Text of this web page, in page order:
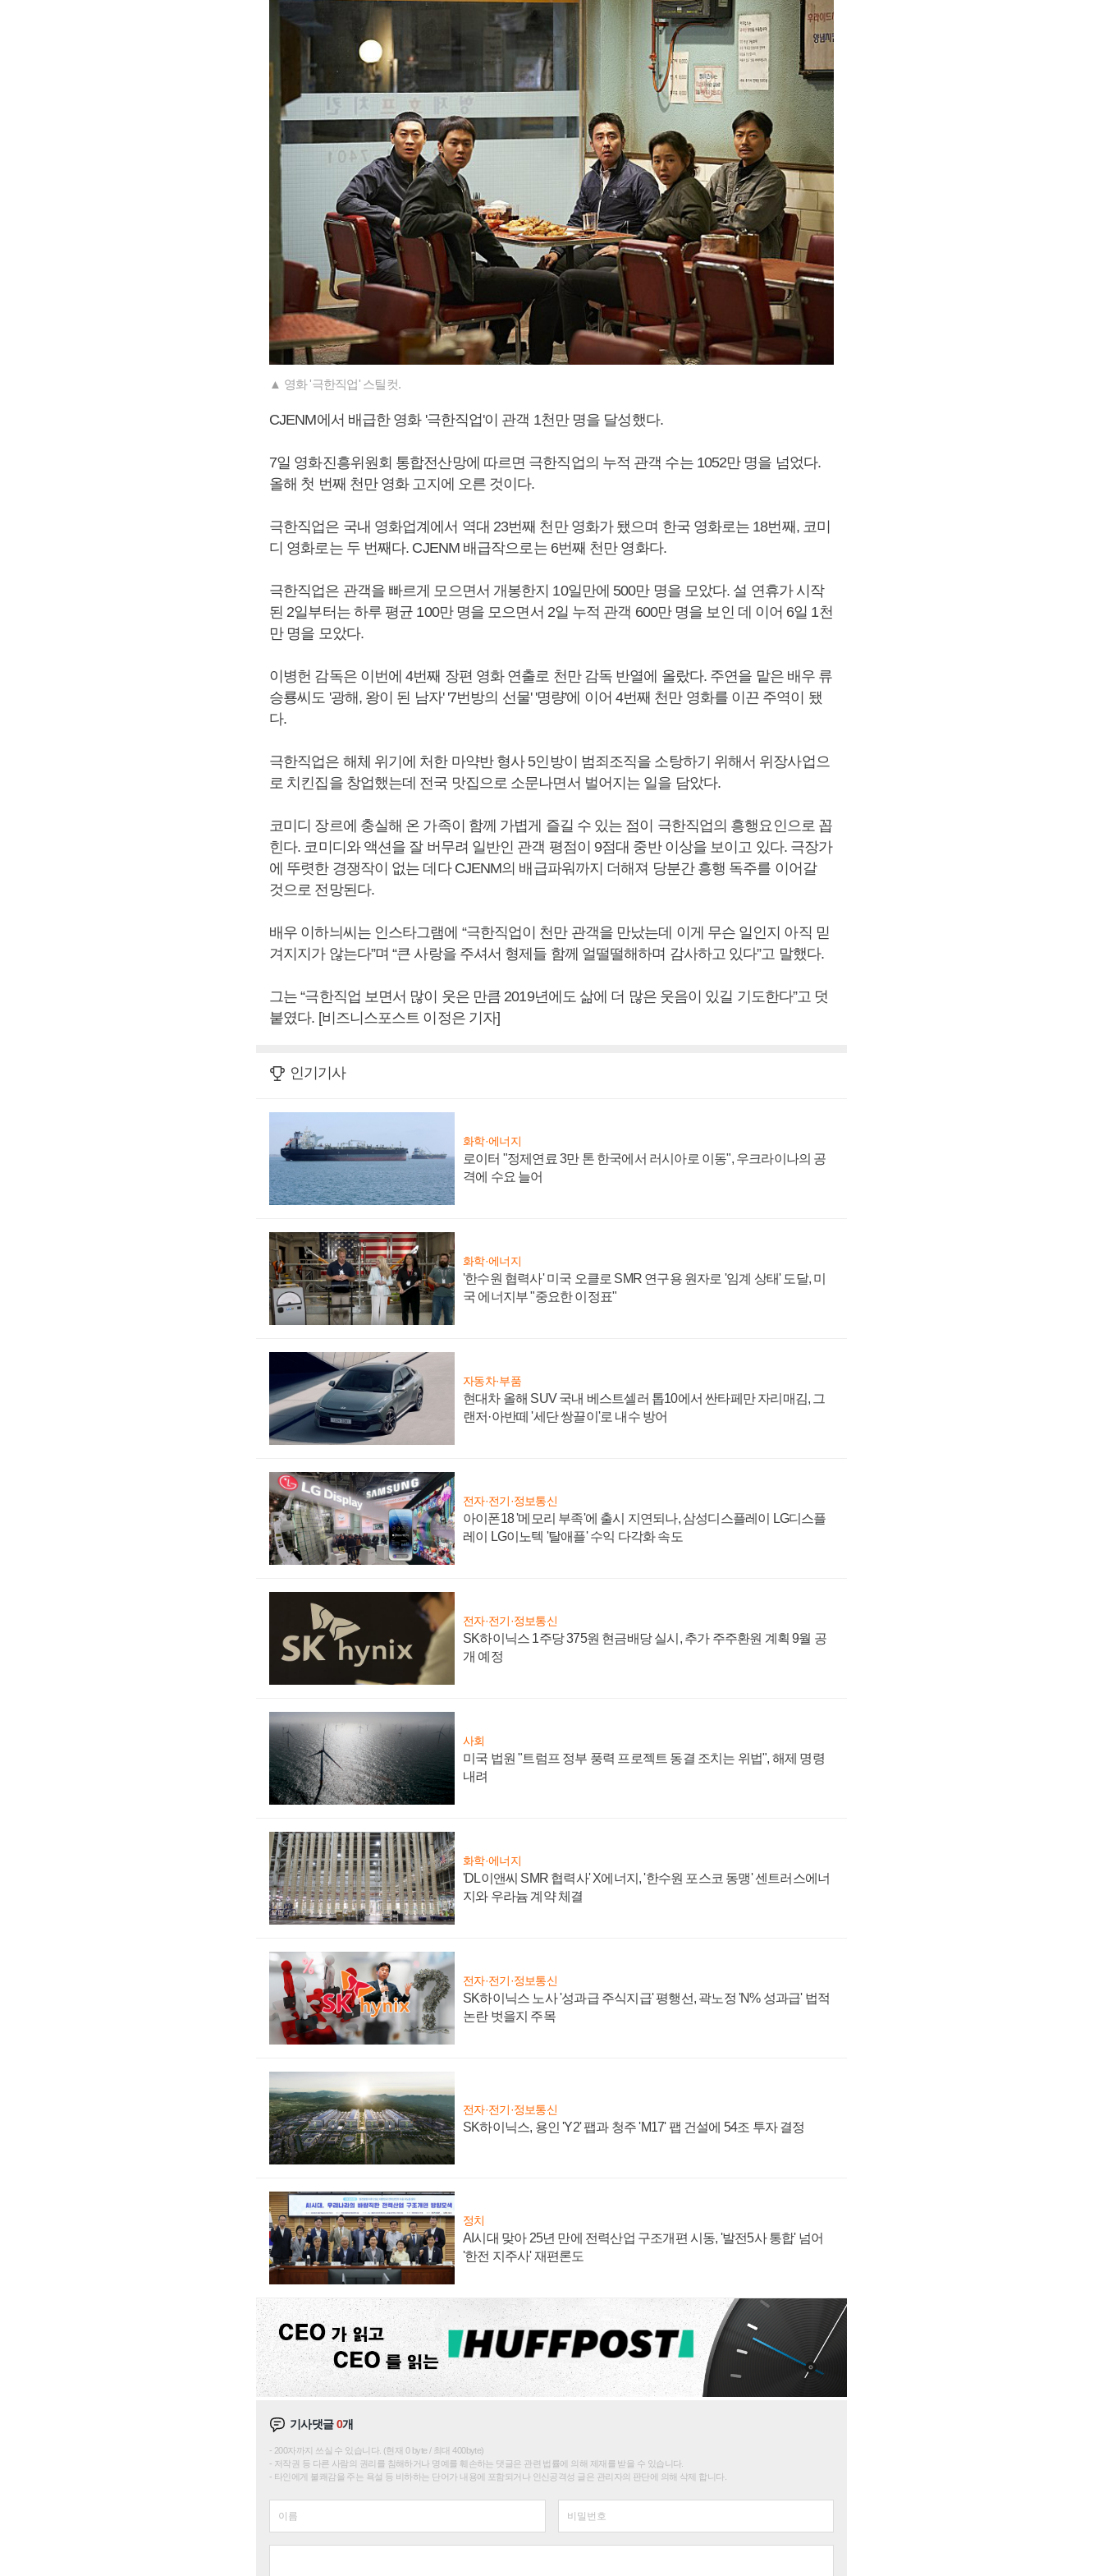
▲ 영화 '극한직업' 스틸컷.
CJENM에서 배급한 영화 '극한직업'이 관객 1천만 명을 달성했다.
7일 영화진흥위원회 통합전산망에 따르면 극한직업의 누적 관객 수는 1052만 명을 넘었다.
올해 첫 번째 천만 영화 고지에 오른 것이다.
극한직업은 국내 영화업계에서 역대 23번째 천만 영화가 됐으며 한국 영화로는 18번째, 코미
디 영화로는 두 번째다. CJENM 배급작으로는 6번째 천만 영화다.
극한직업은 관객을 빠르게 모으면서 개봉한지 10일만에 500만 명을 모았다. 설 연휴가 시작
된 2일부터는 하루 평균 100만 명을 모으면서 2일 누적 관객 600만 명을 보인 데 이어 6일 1천
만 명을 모았다.
이병헌 감독은 이번에 4번째 장편 영화 연출로 천만 감독 반열에 올랐다. 주연을 맡은 배우 류
승룡씨도 '광해, 왕이 된 남자' '7번방의 선물' '명량'에 이어 4번째 천만 영화를 이끈 주역이 됐
다.
극한직업은 해체 위기에 처한 마약반 형사 5인방이 범죄조직을 소탕하기 위해서 위장사업으
로 치킨집을 창업했는데 전국 맛집으로 소문나면서 벌어지는 일을 담았다.
코미디 장르에 충실해 온 가족이 함께 가볍게 즐길 수 있는 점이 극한직업의 흥행요인으로 꼽
힌다. 코미디와 액션을 잘 버무려 일반인 관객 평점이 9점대 중반 이상을 보이고 있다. 극장가
에 뚜렷한 경쟁작이 없는 데다 CJENM의 배급파워까지 더해져 당분간 흥행 독주를 이어갈
것으로 전망된다.
배우 이하늬씨는 인스타그램에 “극한직업이 천만 관객을 만났는데 이게 무슨 일인지 아직 믿
겨지지가 않는다”며 “큰 사랑을 주셔서 형제들 함께 얼떨떨해하며 감사하고 있다”고 말했다.
그는 “극한직업 보면서 많이 웃은 만큼 2019년에도 삶에 더 많은 웃음이 있길 기도한다”고 덧
붙였다. [비즈니스포스트 이정은 기자]
인기기사
화학·에너지
로이터 "정제연료 3만 톤 한국에서 러시아로 이동", 우크라이나의 공
격에 수요 늘어
화학·에너지
'한수원 협력사' 미국 오클로 SMR 연구용 원자로 '임계 상태' 도달, 미
국 에너지부 "중요한 이정표"
자동차·부품
현대차 올해 SUV 국내 베스트셀러 톱10에서 싼타페만 자리매김, 그
랜저·아반떼 '세단 쌍끌이'로 내수 방어
전자·전기·정보통신
아이폰18 '메모리 부족'에 출시 지연되나, 삼성디스플레이 LG디스플
레이 LG이노텍 '탈애플' 수익 다각화 속도
전자·전기·정보통신
SK하이닉스 1주당 375원 현금배당 실시, 추가 주주환원 계획 9월 공
개 예정
사회
미국 법원 "트럼프 정부 풍력 프로젝트 동결 조치는 위법", 해제 명령
내려
화학·에너지
'DL이앤씨 SMR 협력사' X에너지, '한수원 포스코 동맹' 센트러스에너
지와 우라늄 계약 체결
전자·전기·정보통신
SK하이닉스 노사 '성과급 주식지급' 평행선, 곽노정 'N% 성과급' 법적
논란 벗을지 주목
전자·전기·정보통신
SK하이닉스, 용인 'Y2' 팹과 청주 'M17' 팹 건설에 54조 투자 결정
정치
AI시대 맞아 25년 만에 전력산업 구조개편 시동, '발전5사 통합' 넘어
'한전 지주사' 재편론도
기사댓글0개
200자까지 쓰실 수 있습니다. (현재 0 byte / 최대 400byte)
저작권 등 다른 사람의 권리를 침해하거나 명예를 훼손하는 댓글은 관련 법률에 의해 제재를 받을 수 있습니다.
타인에게 불쾌감을 주는 욕설 등 비하하는 단어가 내용에 포함되거나 인신공격성 글은 관리자의 판단에 의해 삭제 합니다.